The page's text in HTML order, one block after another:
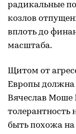
радикальные
козлов
вплоть до
масштаба.
Щитом от
Европы должна
Вячеслав Моше
толерантность
быть похожа